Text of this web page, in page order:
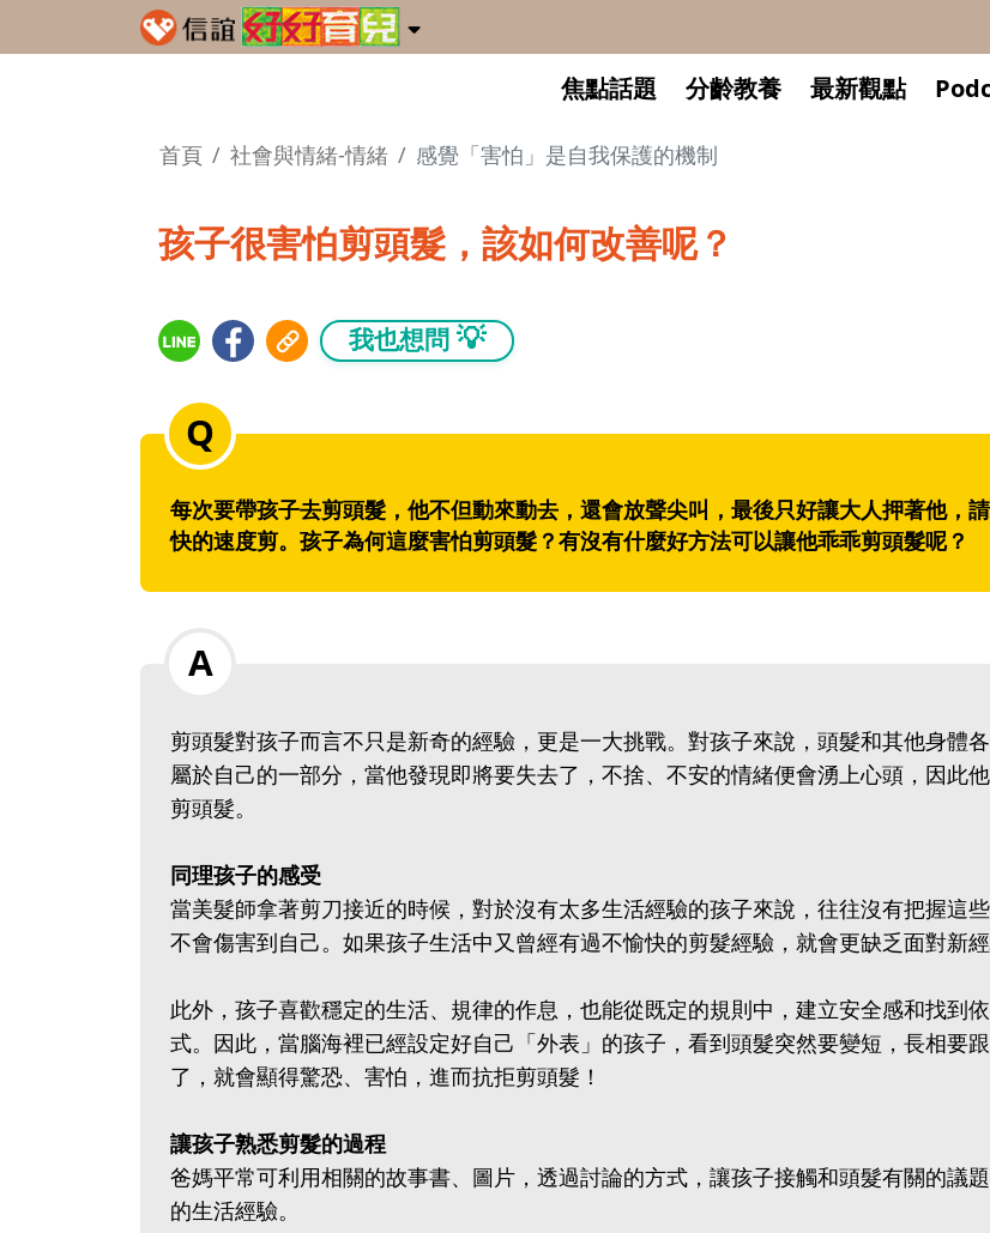
焦點話題 分齡教養 最新觀點
首頁 社會與情緒-情緒 感覺「害怕」是自我保護的機制
孩子很害怕剪頭髮，該如何改善呢？
我也想問 💡
每次要帶孩子去剪頭髮，他不但動來動去，還會放聲尖叫，最後只好讓大人押著他，
快的速度剪。孩子為何這麼害怕剪頭髮？有沒有什麼好方法可以讓他乖乖剪頭髮呢？
剪頭髮對孩子而言不只是新奇的經驗，更是一大挑戰。對孩子來說，頭髮和其他身體
屬於自己的一部分，當他發現即將要失去了，不捨、不安的情緒便會湧上心頭，因此
剪頭髮。
同理孩子的感受
當美髮師拿著剪刀接近的時候，對於沒有太多生活經驗的孩子來說，往往沒有把握這
不會傷害到自己。如果孩子生活中又曾經有過不愉快的剪髮經驗，就會更缺乏面對新經
此外，孩子喜歡穩定的生活、規律的作息，也能從既定的規則中，建立安全感和找到
式。因此，當腦海裡已經設定好自己「外表」的孩子，看到頭髮突然要變短，長相要
了，就會顯得驚恐、害怕，進而抗拒剪頭髮！
讓孩子熟悉剪髮的過程
爸媽平常可利用相關的故事書、圖片，透過討論的方式，讓孩子接觸和頭髮有關的議
的生活經驗。